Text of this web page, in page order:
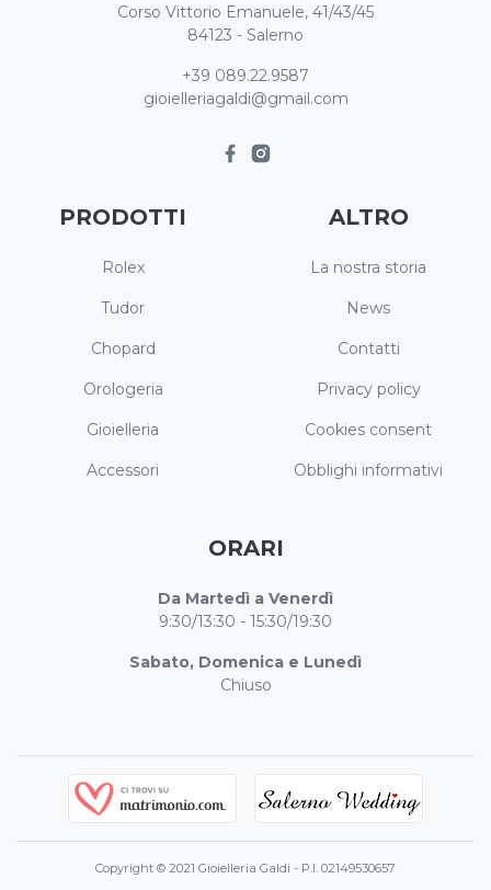
Corso Vittorio Emanuele, 41/43/45
84123 - Salerno
+39 089.22.9587
gioielleriagaldi@gmail.com
PRODOTTI
Rolex
Tudor
Chopard
Orologeria
Gioielleria
Accessori
ALTRO
La nostra storia
News
Contatti
Privacy policy
Cookies consent
Obblighi informativi
ORARI
Da Martedì a Venerdì
9:30/13:30 - 15:30/19:30
Sabato, Domenica e Lunedì
Chiuso
Copyright © 2021 Gioielleria Galdi - P.I. 02149530657